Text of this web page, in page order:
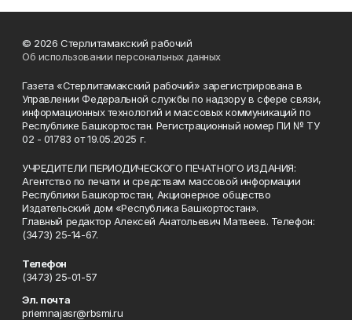
© 2026 Стерлитамакский рабочий
Об использовании персональных данных
Газета «Стерлитамакский рабочий» зарегистрирована в
Управлении Федеральной службы по надзору в сфере связи,
информационных технологий и массовых коммуникаций по
Республике Башкортостан. Регистрационный номер ПИ № ТУ
02 - 01783 от 19.05.2025 г.
УЧРЕДИТЕЛИ ПЕРИОДИЧЕСКОГО ПЕЧАТНОГО ИЗДАНИЯ:
Агентство по печати и средствам массовой информации
Республики Башкортостан, Акционерное общество
Издательский дом «Республика Башкортостан».
Главный редактор Алексей Анатольевич Матвеев. Телефон:
(3473) 25-14-67.
Телефон
(3473) 25-01-57
Эл. почта
priemnajasr@rbsmi.ru